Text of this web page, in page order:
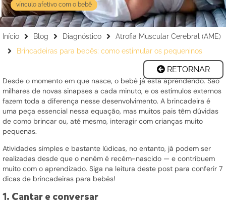
vínculo afetivo com o bebê
Início Blog Diagnóstico
Atrofia Muscular Cerebral (AME)
Brincadeiras para bebês: como estimular os pequeninos
RETORNAR
Desde o momento em que nasce, o bebê já está aprendendo. São
milhares de novas sinapses a cada minuto, e os estímulos externos
fazem toda a diferença nesse desenvolvimento. A brincadeira é
uma peça essencial nessa equação, mas muitos pais têm dúvidas
de como brincar ou, até mesmo, interagir com crianças muito
pequenas.
Atividades simples e bastante lúdicas, no entanto, já podem ser
realizadas desde que o neném é recém-nascido — e contribuem
muito com o aprendizado. Siga na leitura deste post para conferir 7
dicas de brincadeiras para bebês!
1. Cantar e conversar